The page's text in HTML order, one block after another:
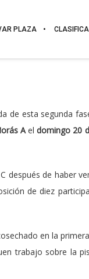
PLAZA
de esta segunda
Aeldomingo 20
después de haber
de diez
en la
trabajo sobre la